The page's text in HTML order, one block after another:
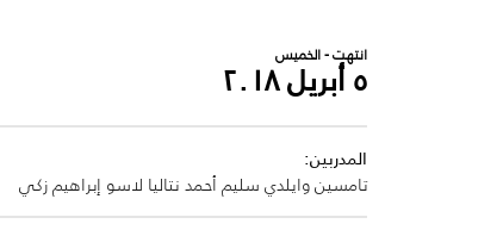
انتهت - الخميس
٥ أبريل ٢٠١٨
المدربين:
تامسين وايلدي سليم أحمد نتاليا لاسو إبراهيم زكي